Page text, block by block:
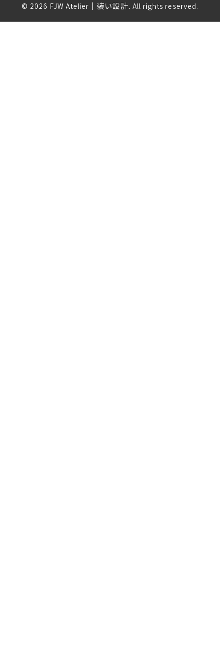
© 2026 FJW Atelier｜装い設計. All rights reserved.